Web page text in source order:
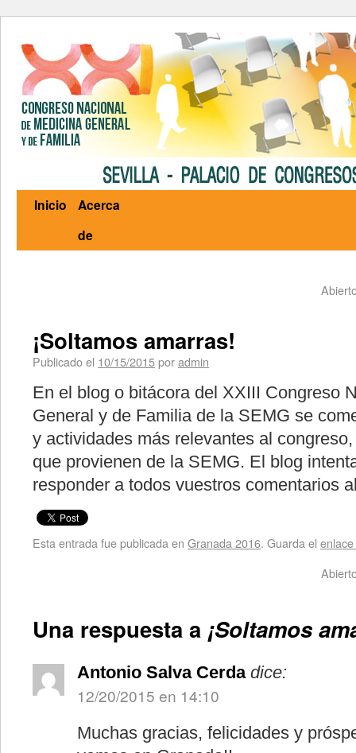
Inicio
Acerca
de
¡Soltamos amarras!
Publicado el 10/15/2015poradmin
En el blog o bitácora del XXIII Congreso
General y de Familia de la SEMG se
y actividades más relevantes al
que provienen de la SEMG. El blog
responder a todos vuestros comentarios
Esta entrada fue publicada en Granada 2016. Guarda el
Una respuesta a ¡Soltamos
Antonio Salva Cerda dice:
12/20/2015 en 14:10
Muchas gracias, felicidades y